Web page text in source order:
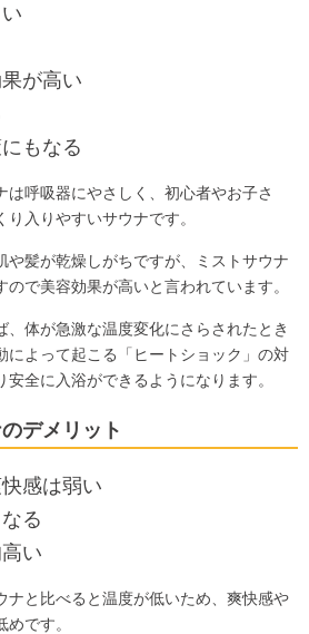
が高い
もなる
は呼吸器にやさしく、初心者やお子さ
入りやすいサウナです。
や髪が乾燥しがちですが、ミストサウナ
で美容効果が高いと言われています。
、体が急激な温度変化にさらされたとき
によって起こる「ヒートショック」の対
全に入浴ができるようになります。
デメリット
感は弱い
る
い
ナと比べると温度が低いため、爽快感や
です。